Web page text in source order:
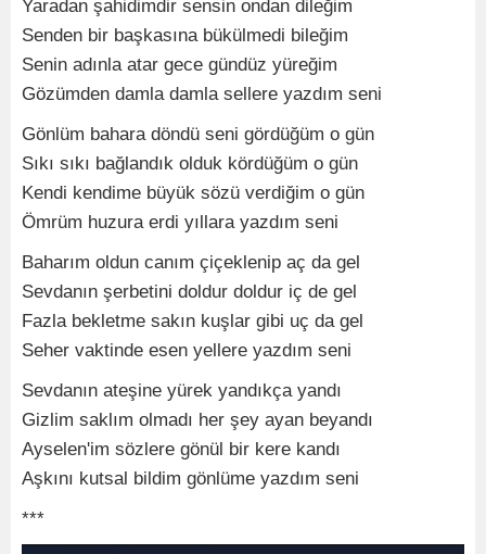
Yaradan şahidimdir sensin ondan dileğim
Senden bir başkasına bükülmedi bileğim
Senin adınla atar gece gündüz yüreğim
Gözümden damla damla sellere yazdım seni
Gönlüm bahara döndü seni gördüğüm o gün
Sıkı sıkı bağlandık olduk kördüğüm o gün
Kendi kendime büyük sözü verdiğim o gün
Ömrüm huzura erdi yıllara yazdım seni
Baharım oldun canım çiçeklenip aç da gel
Sevdanın şerbetini doldur doldur iç de gel
Fazla bekletme sakın kuşlar gibi uç da gel
Seher vaktinde esen yellere yazdım seni
Sevdanın ateşine yürek yandıkça yandı
Gizlim saklım olmadı her şey ayan beyandı
Ayselen'im sözlere gönül bir kere kandı
Aşkını kutsal bildim gönlüme yazdım seni
***